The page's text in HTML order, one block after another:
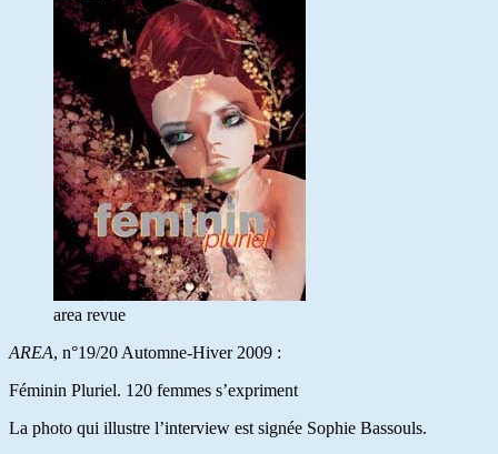
area revue
AREA, n°19/20 Automne-Hiver 2009 :
Féminin Pluriel. 120 femmes s’expriment
La photo qui illustre l’interview est signée Sophie Bassouls.